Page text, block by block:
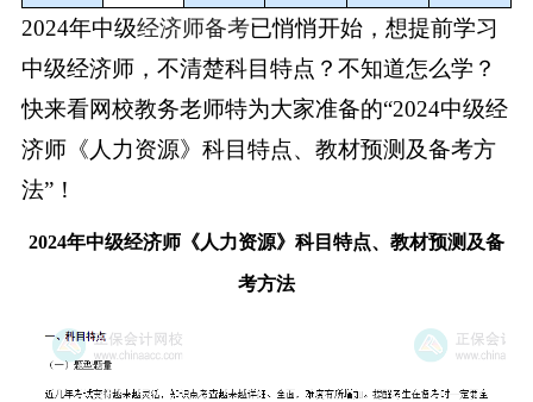
2024年中级经济师备考已悄悄开始，想提前学习
中级经济师，不清楚科目特点？不知道怎么学？
快来看网校教务老师特为大家准备的“2024中级经
济师《人力资源》科目特点、教材预测及备考方
法”！
2024年中级经济师《人力资源》科目特点、教材预测及备
考方法